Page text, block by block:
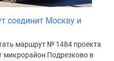
соединит Москву и
маршрут № 1484 проекта
микрорайон Подрезково в